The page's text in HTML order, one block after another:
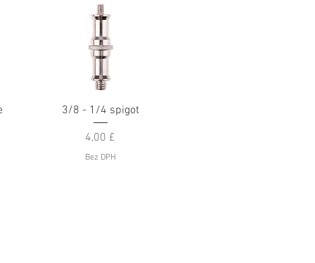
Rychlý náhled
3/8 - 1/4 spigot
Cena
4,00 £
Bez DPH